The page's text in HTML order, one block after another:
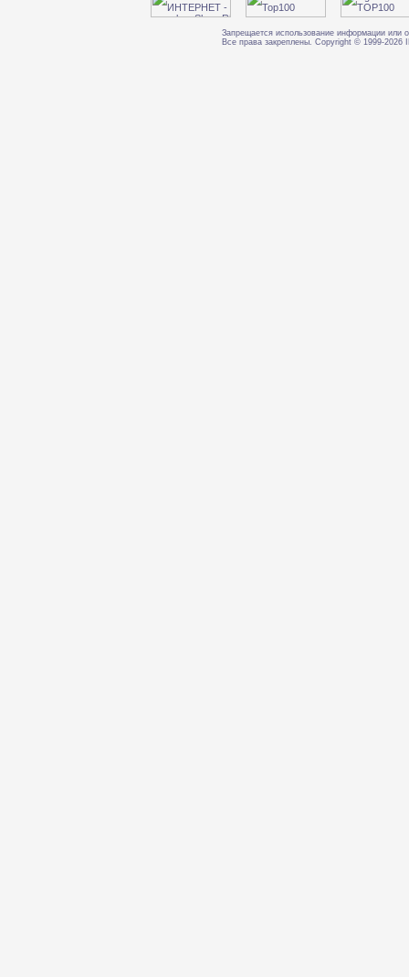
Запрещается использование информации или
Все права закреплены. Copyright © 1999-